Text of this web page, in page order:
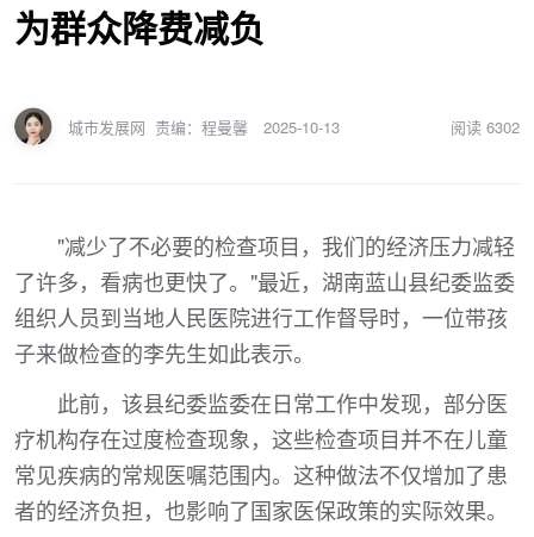
为群众降费减负
城市发展网 责编：程曼馨 2025-10-13 阅读 6302
"减少了不必要的检查项目，我们的经济压力减轻
了许多，看病也更快了。"最近，湖南蓝山县纪委监委
组织人员到当地人民医院进行工作督导时，一位带孩
子来做检查的李先生如此表示。
此前，该县纪委监委在日常工作中发现，部分医
疗机构存在过度检查现象，这些检查项目并不在儿童
常见疾病的常规医嘱范围内。这种做法不仅增加了患
者的经济负担，也影响了国家医保政策的实际效果。